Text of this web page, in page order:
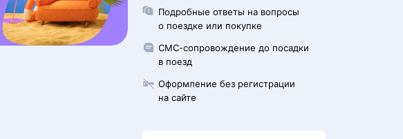
Подробные ответы на вопросы
о поездке или покупке
СМС-сопровождение до посадки
в поезд
Оформление без регистрации
на сайте